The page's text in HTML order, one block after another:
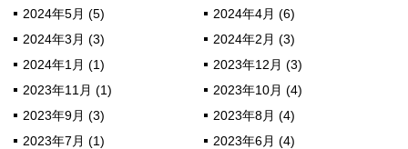
2024年5月 (5)
2024年4月 (6)
2024年3月 (3)
2024年2月 (3)
2024年1月 (1)
2023年12月 (3)
2023年11月 (1)
2023年10月 (4)
2023年9月 (3)
2023年8月 (4)
2023年7月 (1)
2023年6月 (4)